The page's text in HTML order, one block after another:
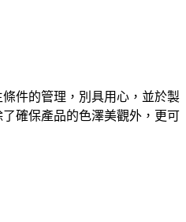
件的管理，別具用心，並於製
確保產品的色澤美觀外，更可